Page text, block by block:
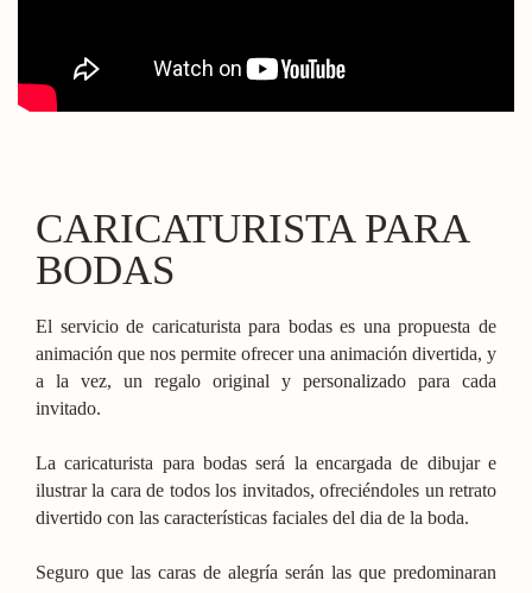
CARICATURISTA PARA
BODAS
El servicio de caricaturista para bodas es una propuesta de
animación que nos permite ofrecer una animación divertida, y
a la vez, un regalo original y personalizado para cada
invitado.
La caricaturista para bodas será la encargada de dibujar e
ilustrar la cara de todos los invitados, ofreciéndoles un retrato
divertido con las características faciales del dia de la boda.
Seguro que las caras de alegría serán las que predominaran